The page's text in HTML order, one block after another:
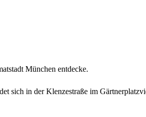
München entdecke.
sich in der Klenzestraße im